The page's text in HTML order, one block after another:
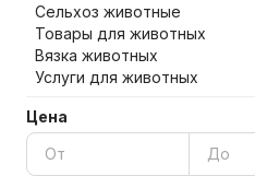
Сельхоз животные
Товары для животных
Вязка животных
Услуги для животных
Цена